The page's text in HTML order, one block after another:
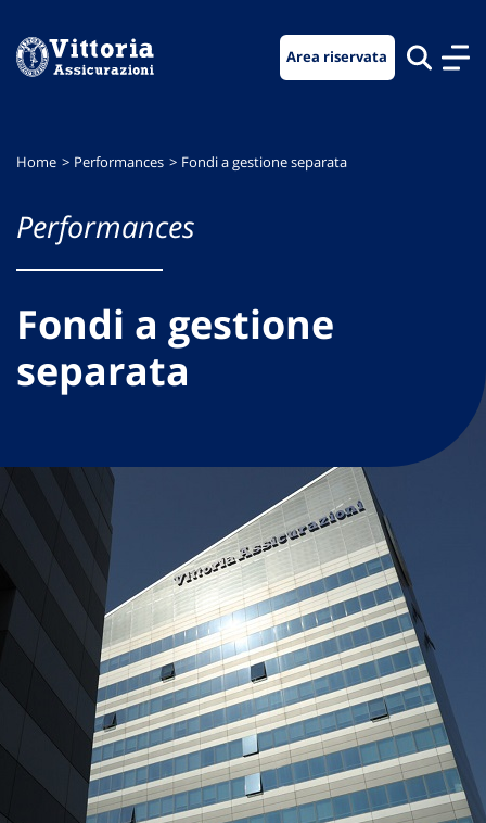
menu
contenuto
footer
Area riservata
Home Performances Fondi a gestione separata
Performances
Fondi a gestione
separata